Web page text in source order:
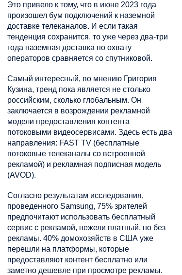
Это привело к тому, что в июне 2023 года
произошел бум подключений к наземной
доставке телеканалов. И если такая
тенденция сохранится, то уже через два-три
года наземная доставка по охвату
операторов сравняется со спутниковой.
Самый интересный, по мнению Григория
Кузина, тренд пока является не столько
российским, сколько глобальным. Он
заключается в возрождении рекламной
модели предоставления контента
потоковыми видеосервисами. Здесь есть два
направления: FAST TV (бесплатные
потоковые телеканалы со встроенной
рекламой) и рекламная подписная модель
(AVOD).
Согласно результатам исследования,
проведенного Samsung, 75% зрителей
предпочитают использовать бесплатный
сервис с рекламой, нежели платный, но без
рекламы. 40% домохозяйств в США уже
перешли на платформы, которые
предоставляют контент бесплатно или
заметно дешевле при просмотре рекламы.